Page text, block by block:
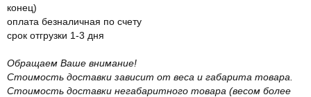
конец)
оплата безналичная по счету
срок отгрузки 1-3 дня
Обращаем Ваше внимание!
Стоимость доставки зависит от веса и габарита товара.
Стоимость доставки негабаритного товара (весом более